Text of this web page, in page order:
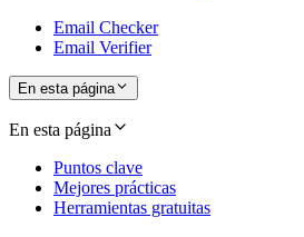
Email Checker
Email Verifier
En esta página
En esta página
Puntos clave
Mejores prácticas
Herramientas gratuitas